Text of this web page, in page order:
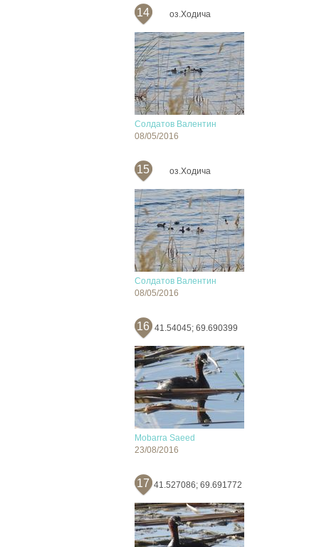
14 оз.Ходича
Солдатов Валентин
08/05/2016
15 оз.Ходича
Солдатов Валентин
08/05/2016
16 41.54045; 69.690399
Mobarra Saeed
23/08/2016
17 41.527086; 69.691772